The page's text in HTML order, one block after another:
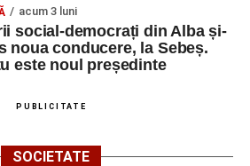
AUGUST 2026
Cultural „Lucian
acum 3 luni
social-democrați din Alba și-
noua conducere, la Sebeș.
este noul președinte
PUBLICITATE
SOCIETATE